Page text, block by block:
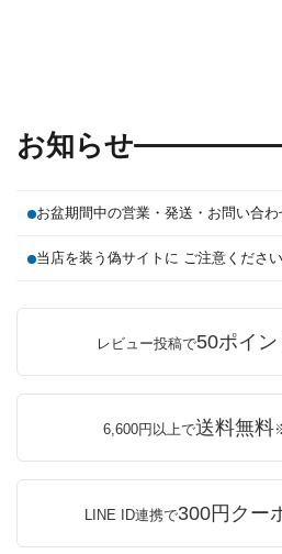
お知らせ
お盆期間中の営業・発送・お問い合
当店を装う偽サイトに ご注意ください
レビュー投稿で50ポイン
6,600円以上で送料無料
LINE ID連携で300円クー